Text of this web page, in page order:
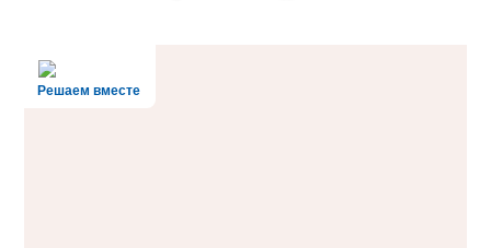
Решаем вместе